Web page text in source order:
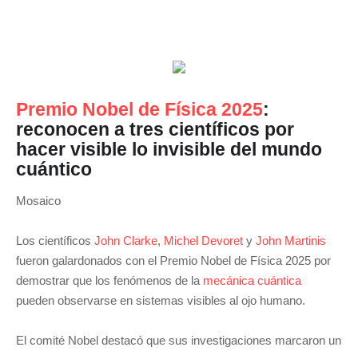
Premio Nobel de Física 2025:
reconocen a tres científicos por
hacer visible lo invisible del mundo
cuántico
Mosaico
Los científicos John Clarke, Michel Devoret y John Martinis
fueron galardonados con el Premio Nobel de Física 2025 por
demostrar que los fenómenos de la mecánica cuántica
pueden observarse en sistemas visibles al ojo humano.
El comité Nobel destacó que sus investigaciones marcaron un